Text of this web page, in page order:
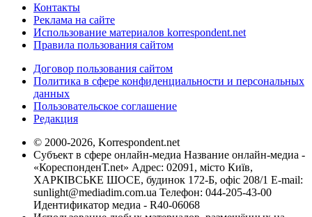
Контакты
Реклама на сайте
Использование материалов korrespondent.net
Правила пользования сайтом
Договор пользования сайтом
Политика в сфере конфиденциальности и персональных
данных
Пользовательское соглашение
Редакция
© 2000-2026, Korrespondent.net
Субъект в сфере онлайн-медиа Название онлайн-медиа -
«КореспонденТ.net» Адрес: 02091, місто Київ,
ХАРКІВСЬКЕ ШОСЕ, будинок 172-Б, офіс 208/1 E-mail:
sunlight@mediadim.com.ua Телефон: 044-205-43-00
Идентификатор медиа - R40-06068